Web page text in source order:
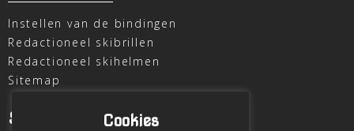
Instellen van de bindingen
Redactioneel skibrillen
Redactioneel skihelmen
Sitemap
SKI OUTLETCookies